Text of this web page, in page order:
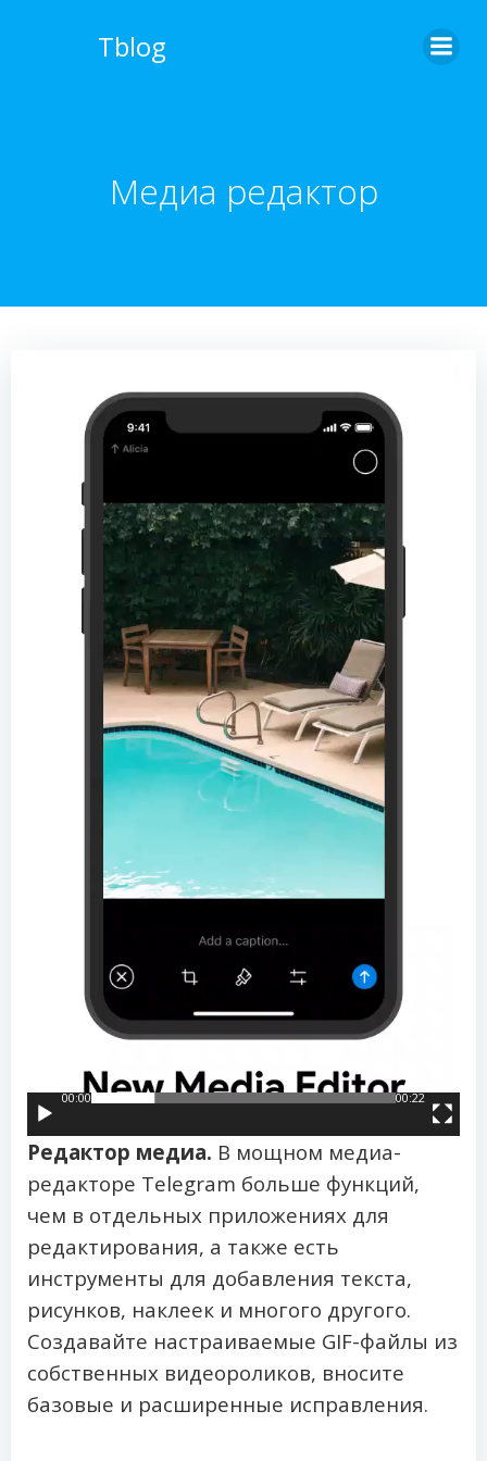
Tblog
Медиа редактор
00:00 00:22
Редактор медиа. В мощном медиа-
редакторе Telegram больше функций,
чем в отдельных приложениях для
редактирования, а также есть
инструменты для добавления текста,
рисунков, наклеек и многого другого.
Создавайте настраиваемые GIF-файлы из
собственных видеороликов, вносите
базовые и расширенные исправления.